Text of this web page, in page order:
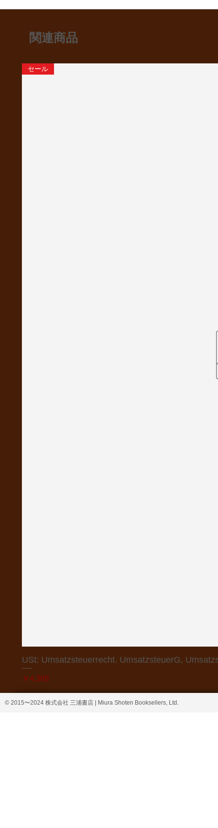
関連商品
セール
USt: Umsatzsteuerrecht. UmsatzsteuerG,
価格
￥4,368
© 2015〜2024 株式会社 三浦書店 | Miura Shoten Booksellers, Ltd.